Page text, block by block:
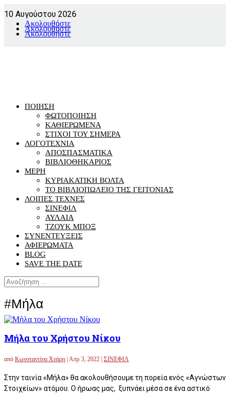
10 Αυγούστου 2026
Ακολουθήστε
Ακολουθήστε
Ακολουθήστε
ΠΟΙΗΣΗ
ΦΩΤΟΠΟΙΗΣΗ
ΚΑΘΙΕΡΩΜΕΝΑ
ΣΤΙΧΟΙ ΤΟΥ ΣΗΜΕΡΑ
ΛΟΓΟΤΕΧΝΙΑ
ΑΠΟΣΠΑΣΜΑΤΙΚΑ
ΒΙΒΛΙΟΘΗΚΑΡΙΟΣ
ΜΕΡΗ
ΚΥΡΙΑΚΑΤΙΚΗ ΒΟΛΤΑ
ΤΟ ΒΙΒΛΙΟΠΩΛΕΙΟ ΤΗΣ ΓΕΙΤΟΝΙΑΣ
ΛΟΙΠΕΣ ΤΕΧΝΕΣ
ΣΙΝΕΦΙΛ
ΑΥΛΑΙΑ
ΤΖΟΥΚ ΜΠΟΞ
ΣΥΝΕΝΤΕΥΞΕΙΣ
ΑΦΙΕΡΩΜΑΤΑ
BLOG
SAVE THE DATE
#Μήλα
Μήλα του Χρήστου Νίκου
από Κωνσταντίνα Χνάρη | Απρ 3, 2022 | ΣΙΝΕΦΙΛ
Στην ταινία «Μήλα» θα ακολουθήσουμε τη πορεία ενός «Αγνώστων
Στοιχείων» ατόμου. Ο ήρωας μας, ξυπνάει μέσα σε ένα αστικό